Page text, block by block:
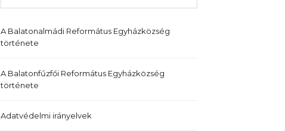
A Balatonalmádi Református Egyházközség
története
A Balatonfűzfői Református Egyházközség
története
Adatvédelmi irányelvek